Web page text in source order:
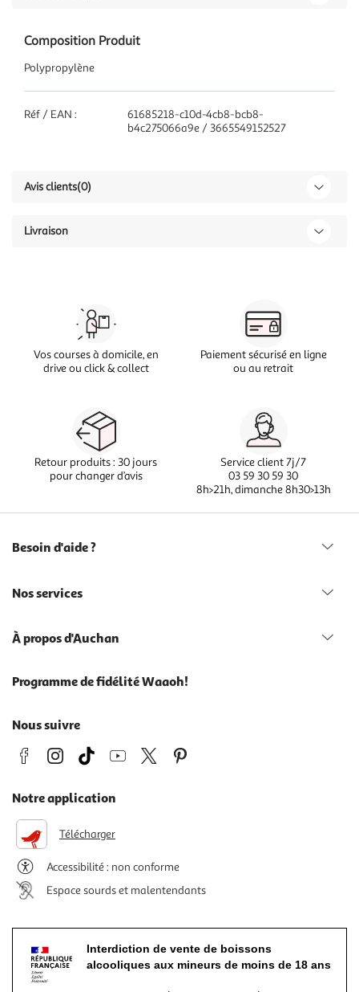
Composition Produit
Polypropylène
Réf / EAN :
61685218-c10d-4cb8-bcb8-
b4c275066a9e / 3665549152527
Avis clients(0)
Livraison
Vos courses à domicile, en
drive ou click & collect
Paiement sécurisé en ligne
ou au retrait
Retour produits : 30 jours
pour changer d’avis
Service client 7j/7
03 59 30 59 30
8h>21h, dimanche 8h30>13h
Besoin d'aide ?
Nos services
À propos d'Auchan
Programme de fidélité Waaoh!
Nous suivre
Notre application
Télécharger
Accessibilité : non conforme
Espace sourds et malentendants
Interdiction de vente de boissons
alcooliques aux mineurs de moins de 18 ans